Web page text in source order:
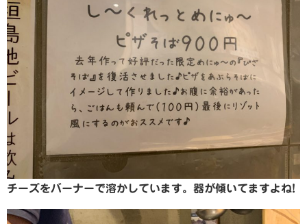
チーズをバーナーで溶かしています。器が傾いてますよね!